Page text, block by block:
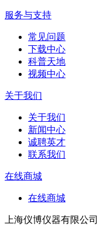
服务与支持
常见问题
下载中心
科普天地
视频中心
关于我们
关于我们
新闻中心
诚聘英才
联系我们
在线商城
在线商城
上海仪博仪器有限公司